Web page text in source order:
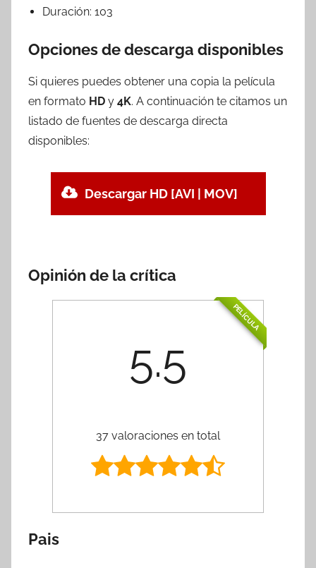
Duración: 103
Opciones de descarga disponibles
Si quieres puedes obtener una copia la película
en formato HD y 4K. A continuación te citamos un
listado de fuentes de descarga directa
disponibles:
Descargar HD [AVI | MOV]
Opinión de la crítica
PELÍCULA
5.5
37 valoraciones en total
Pais